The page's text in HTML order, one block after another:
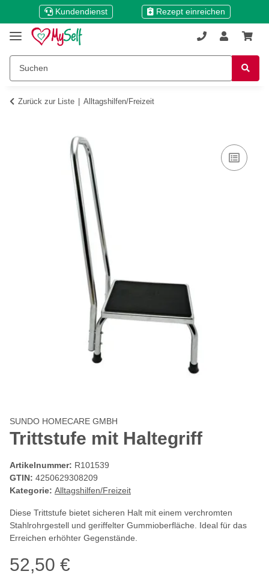
Kundendienst Rezept einreichen
Zurück zur Liste Alltagshilfen/Freizeit
SUNDO HOMECARE GMBH
Trittstufe mit Haltegriff
Artikelnummer: R101539
GTIN: 4250629308209
Kategorie: Alltagshilfen/Freizeit
Diese Trittstufe bietet sicheren Halt mit einem verchromten
Stahlrohrgestell und geriffelter Gummioberfläche. Ideal für das
Erreichen erhöhter Gegenstände.
52,50 €